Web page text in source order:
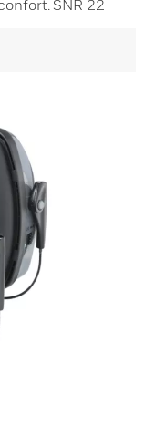
SNR 22